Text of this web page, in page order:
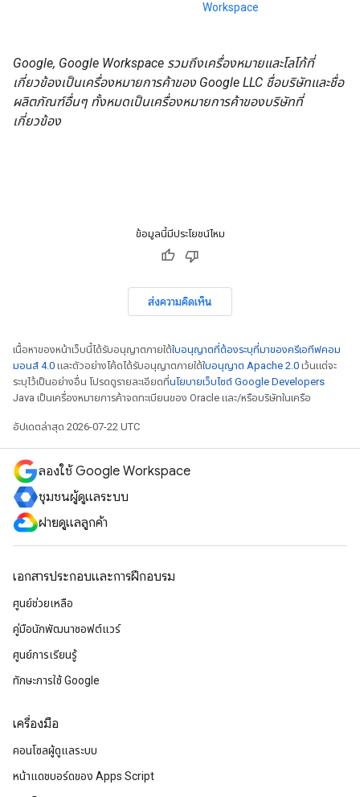
Workspace
Google, Google Workspace รวมถึงเครื่องหมายและโลโก้ที่
เกี่ยวข้องเป็นเครื่องหมายการค้าของ Google LLC ชื่อบริษัทและชื่อ
ผลิตภัณฑ์อื่นๆ ทั้งหมดเป็นเครื่องหมายการค้าของบริษัทที่
เกี่ยวข้อง
ข้อมูลนี้มีประโยชน์ไหม
ส่งความคิดเห็น
เนื้อหาของหน้าเว็บนี้ได้รับอนุญาตภายใต้ใบอนุญาตที่ต้องระบุที่มาของครีเอทีฟคอม
มอนส์ 4.0 และตัวอย่างโค้ดได้รับอนุญาตภายใต้ใบอนุญาต Apache 2.0 เว้นแต่จะ
ระบุไว้เป็นอย่างอื่น โปรดดูรายละเอียดที่นโยบายเว็บไซต์ Google Developers
Java เป็นเครื่องหมายการค้าจดทะเบียนของ Oracle และ/หรือบริษัทในเครือ
อัปเดตล่าสุด 2026-07-22 UTC
ลองใช้ Google Workspace
ชุมชนผู้ดูแลระบบ
ฝ่ายดูแลลูกค้า
เอกสารประกอบและการฝึกอบรม
ศูนย์ช่วยเหลือ
คู่มือนักพัฒนาซอฟต์แวร์
ศูนย์การเรียนรู้
ทักษะการใช้ Google
เครื่องมือ
คอนโซลผู้ดูแลระบบ
หน้าแดชบอร์ดของ Apps Script